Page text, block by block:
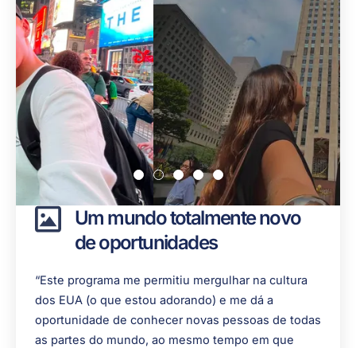
Um mundo totalmente novo
de oportunidades
“Este programa me permitiu mergulhar na cultura
dos EUA (o que estou adorando) e me dá a
oportunidade de conhecer novas pessoas de todas
as partes do mundo, ao mesmo tempo em que